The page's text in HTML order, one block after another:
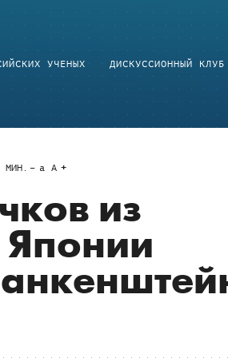
УЧЕНЫХ ДИСКУССИОННЫЙ КЛУБ
МИН. a A
из